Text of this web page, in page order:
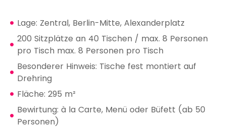
Lage: Zentral, Berlin-Mitte, Alexanderplatz
200 Sitzplätze an 40 Tischen / max. 8 Personen
pro Tisch max. 8 Personen pro Tisch
Besonderer Hinweis: Tische fest montiert auf
Drehring
Fläche: 295 m²
Bewirtung: à la Carte, Menü oder Büfett (ab 50
Personen)